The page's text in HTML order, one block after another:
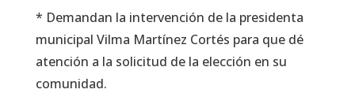
* Demandan la intervención de la presidenta
municipal Vilma Martínez Cortés para que dé
atención a la solicitud de la elección en su
comunidad.